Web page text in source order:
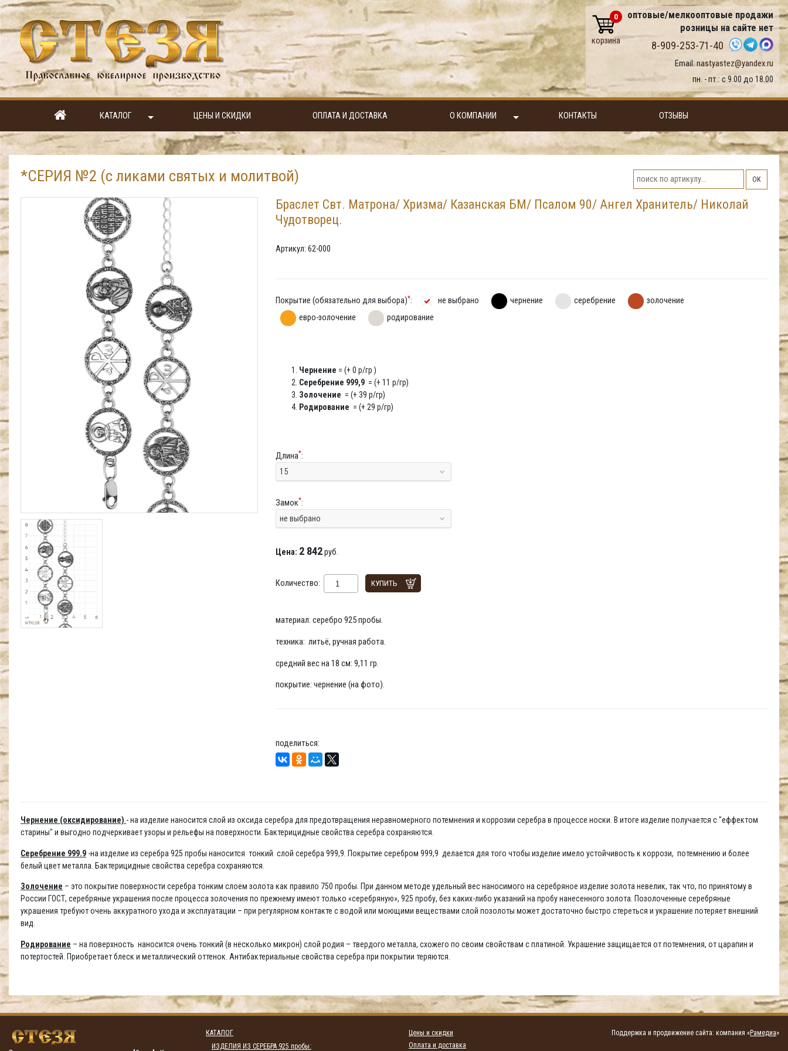
оптовые/мелкооптовые продажи
розницы на сайте нет
8-909-253-71-40
Email:nastyastez@yandex.ru
пн. - пт.: с 9.00 до 18.00
0
корзина
КАТАЛОГ ЦЕНЫ И СКИДКИ ОПЛАТА И ДОСТАВКА О КОМПАНИИ КОНТАКТЫ ОТЗЫВЫ
*СЕРИЯ №2 (с ликами святых и молитвой) ОК
Браслет Свт. Матрона/ Хризма/ Казанская БМ/ Псалом 90/ Ангел Хранитель/ Николай
Чудотворец.
Артикул: 62-000
Покрытие (обязательно для выбора)*: не выбрано чернение серебрение
золочение
евро-золочение
родирование
Чернение = (+ 0 р/гр )
Серебрение 999,9 = (+ 11 р/гр)
Золочение = (+ 39 р/гр)
Родирование = (+ 29 р/гр)
Длина*:
15
Замок*:
не выбрано
Цена: 2 842руб.
Количество: КУПИТЬ
материал: серебро 925 пробы.
техника: литьё, ручная работа.
средний вес на 18 см: 9,11 гр.
покрытие: чернение (на фото).
поделиться:
Чернение (оксидирование) - на изделие наносится слой из оксида серебра для предотвращения неравномерного потемнения и коррозии серебра в процессе носки. В итоге изделие получается с "еффектом
старины" и выгодно подчеркивает узоры и рельефы на поверхности. Бактерицидные свойства серебра сохраняются.
Серебрение 999.9 -на изделие из серебра 925 пробы наносится тонкий слой серебра 999,9. Покрытие серебром 999,9 делается для того чтобы изделие имело устойчивость к коррози, потемнению и более
белый цвет металла. Бактерицидные свойства серебра сохраняются.
Золочение – это покрытие поверхности серебра тонким слоем золота как правило 750 пробы. При данном методе удельный вес наносимого на серебряное изделие золота невелик, так что, по принятому в
России ГОСТ, серебряные украшения после процесса золочения по прежнему имеют только «серебряную», 925 пробу, без каких-либо указаний на пробу нанесенного золота. Позолоченные серебряные
украшения требуют очень аккуратного ухода и эксплуатации – при регулярном контакте с водой или моющими веществами слой позолоты может достаточно быстро стереться и украшение потеряет внешний
вид.
Родирование – на поверхность наносится очень тонкий (в несколько микрон) слой родия – твердого металла, схожего по своим свойствам с платиной. Украшение защищается от потемнения, от царапин и
потертостей. Приобретает блеск и металлический оттенок. Антибактериальные свойства серебра при покрытии теряются.
КАТАЛОГ
ИЗДЕЛИЯ ИЗ СЕРЕБРА 925 пробы:
Цены и скидки
Оплата и доставка
Поддержка и продвижение сайта: компания «Рамедиа»